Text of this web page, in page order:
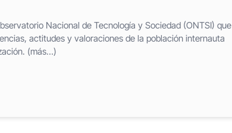
Nacional de Tecnología y Sociedad (ONTSI) que
actitudes y valoraciones de la población internauta
(más…)